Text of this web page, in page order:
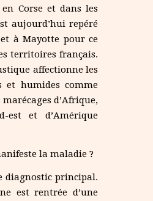
Corse et dans les
aujourd’hui repéré
et à Mayotte pour ce
territoires français.
affectionne les
et humides comme
d’Afrique,
est et d’Amérique
la maladie ?
diagnostic principal.
est rentrée d’une